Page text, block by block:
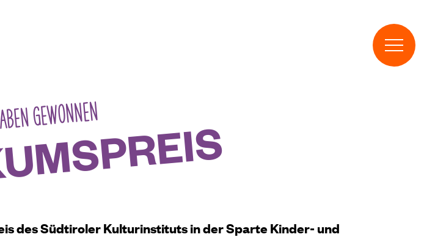
GEWONNEN
des Südtiroler Kulturinstituts in der Sparte Kinder- und